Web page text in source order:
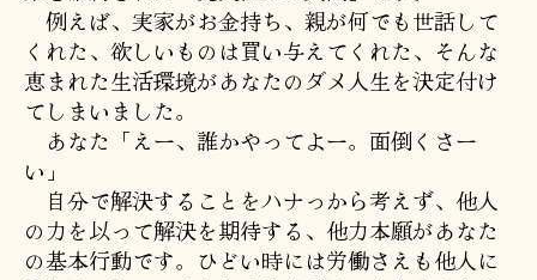
例えば、実家がお金持ち、親が何でも世話して
くれた、欲しいものは買い与えてくれた、そんな
恵まれた生活環境があなたのダメ人生を決定付け
てしまいました。
あなた「えー、誰かやってよー。面倒くさー
い」
自分で解決することをハナっから考えず、他人
の力を以って解決を期待する、他力本願があなた
の基本行動です。ひどい時には労働さえも他人に